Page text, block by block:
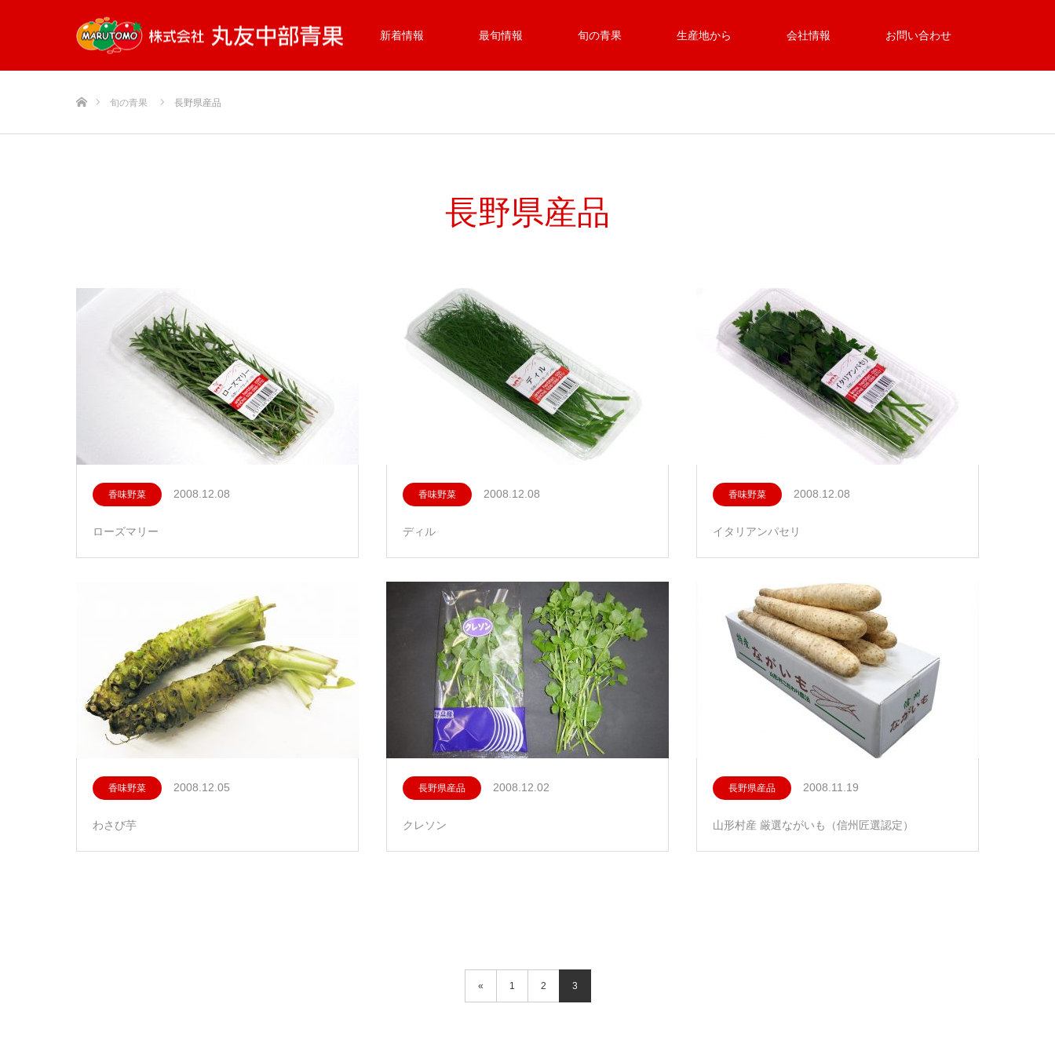
新着情報 最旬情報 旬の青果 生産地から 会社情報 お問い合わせ
旬の青果 長野県産品
長野県産品
香味野菜 2008.12.08
ローズマリー
香味野菜 2008.12.08
ディル
香味野菜 2008.12.08
イタリアンパセリ
香味野菜 2008.12.05
わさび芋
長野県産品 2008.12.02
クレソン
長野県産品 2008.11.19
山形村産 厳選ながいも（信州匠選認定）
« 1 2 3